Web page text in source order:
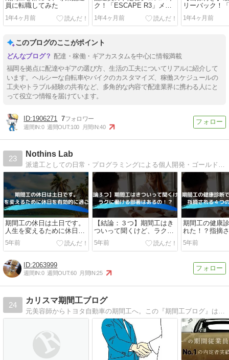
員に転職してみた
1年4ヶ月前
ク！「ESCAPE R3」メル
カリで買って組み立ててみ
た
1年4ヶ月前
リーバック！
購入して、組
1年4ヶ月前
このブログのここがポイント
配達・稼働・ギアカスタムを中心に情報満載
福岡を拠点に配達やギアの選び方、生活の工夫についてリアルに紹介して
います。ヘルシーな自転車やバイクのカスタマイズ、稼働スケジュールの
工夫やトラブル経験の共有など、多角的な内容で配達業界に携わる人にと
って役立つ情報を届けています。
1906271 7
週間IN:0 週間OUT:100 月間IN:40
23
Nothins Lab
期間工の休日は土日です。
人生を変えるために休日を
有効的に過ごす！
5年前
【結論：３つ】期間工はき
ついって聞くけど、ラクに
働ける部署はあるの！？
5年前
期間工の健康
れた！？指摘
要因を解説！
5年前
2063999
週間IN:0 週間OUT:60 月間IN:25
24
カリスマ期間工ブログ